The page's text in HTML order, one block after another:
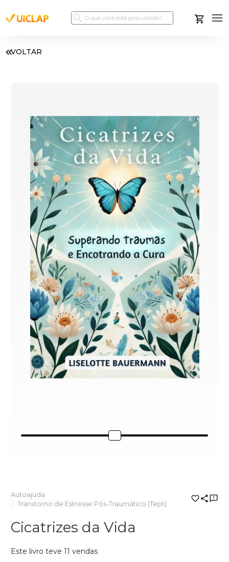
VOLTAR
Autoajuda
Transtorno de Estresse Pós-Traumático (Tept)
Cicatrizes da Vida
Este livro teve 11 vendas